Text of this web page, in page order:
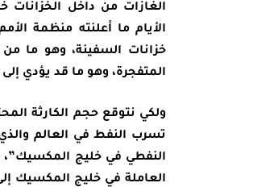
الغازات من داخل الخزانات
الأيام ما أعلنته منظمة
خزانات السفينة، وهو ما من
المتفجرة، وهو ما قد يؤدي إلى
ولكي نتوقع حجم الكارثة
النفطي في خليج المكسيك”،